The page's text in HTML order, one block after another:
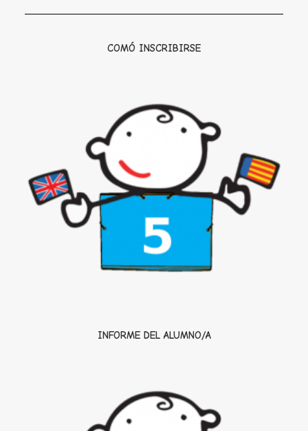
COMÓ INSCRIBIRSE
INFORME DEL ALUMNO/A